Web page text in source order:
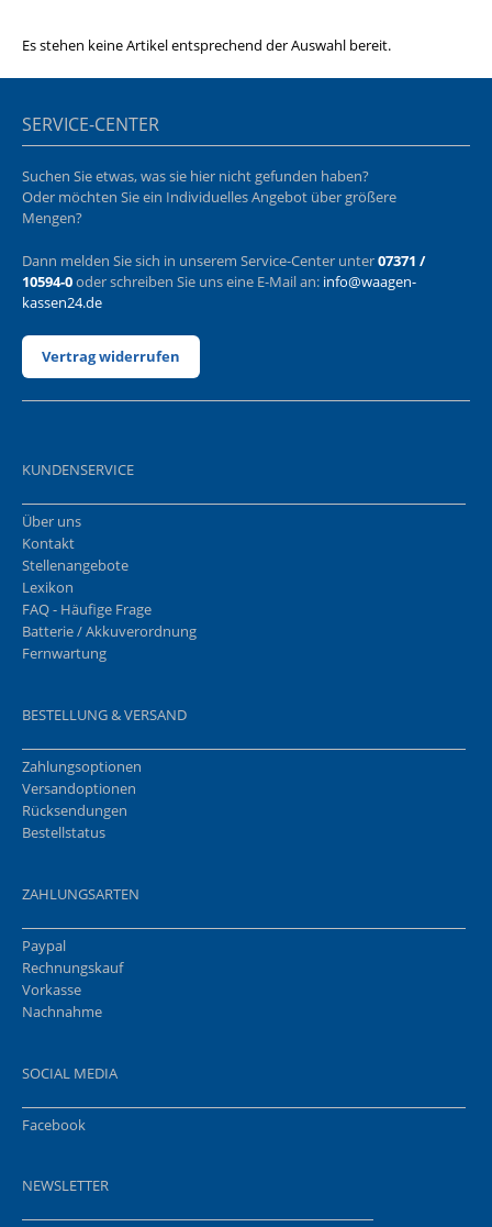
Es stehen keine Artikel entsprechend der Auswahl bereit.
SERVICE-CENTER
Suchen Sie etwas, was sie hier nicht gefunden haben?
Oder möchten Sie ein Individuelles Angebot über größere
Mengen?
Dann melden Sie sich in unserem Service-Center unter07371 /
10594-0oder schreiben Sie uns eine E-Mail an: info@waagen-
kassen24.de
Vertrag widerrufen
KUNDENSERVICE
Über uns
Kontakt
Stellenangebote
Lexikon
FAQ - Häufige Frage
Batterie / Akkuverordnung
Fernwartung
BESTELLUNG & VERSAND
Zahlungsoptionen
Versandoptionen
Rücksendungen
Bestellstatus
ZAHLUNGSARTEN
Paypal
Rechnungskauf
Vorkasse
Nachnahme
SOCIAL MEDIA
Facebook
NEWSLETTER